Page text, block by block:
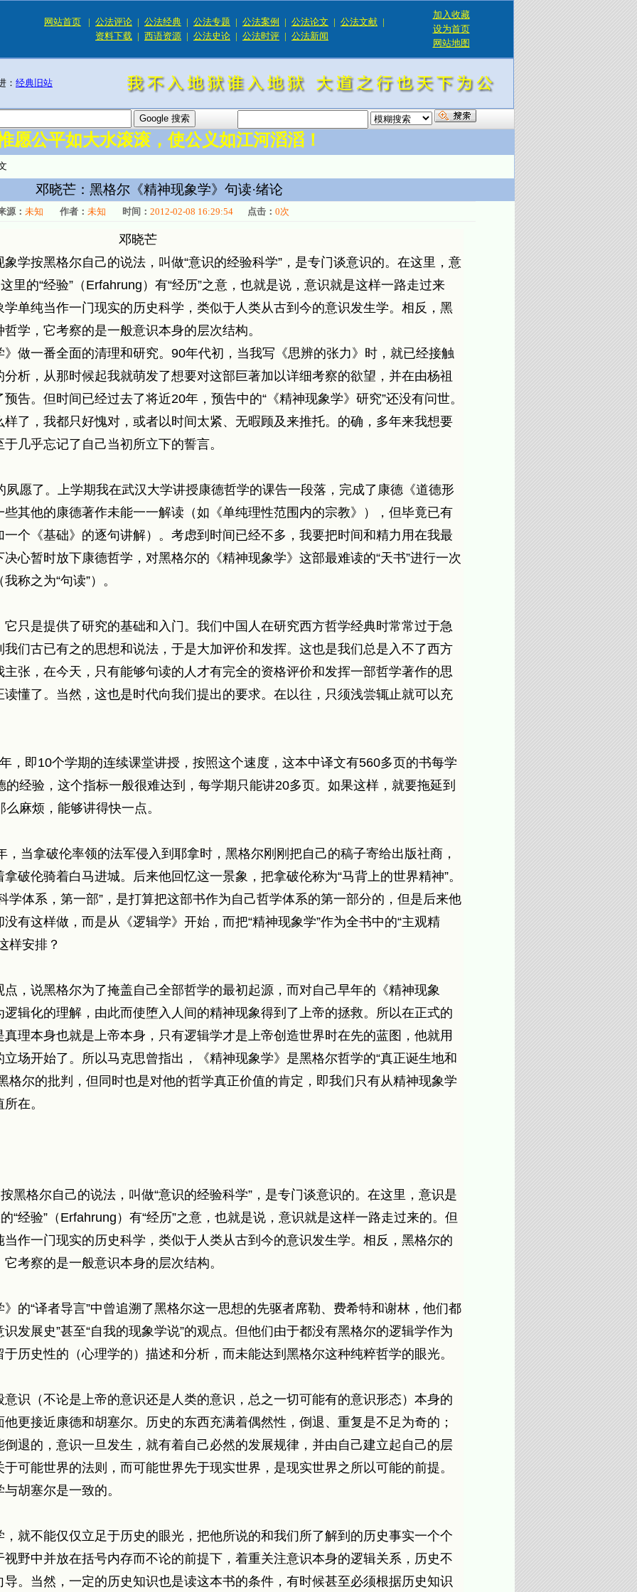
网站首页 | 公法评论 | 公法经典 | 公法专题 | 公法案例 | 公法论文 | 公法文献 |
资料下载 | 西语资源 | 公法史论 | 公法时评 | 公法新闻
加入收藏
设为首页
网站地图
： 经典旧站
愿公平如大水滚滚，使公义如江河滔滔！
邓晓芒：黑格尔《精神现象学》句读·绪论
源： 未知 作者： 未知 时间： 2012-02-08 16:29:54 点击： 0次
邓晓芒
象学按黑格尔自己的说法，叫做“意识的经验科学”，是专门谈意识的。在这里，意
里的“经验”（Erfahrung）有“经历”之意，也就是说，意识就是这样一路走过来
单纯当作一门现实的历史科学，类似于人类从古到今的意识发生学。相反，黑
学，它考察的是一般意识本身的层次结构。
做一番全面的清理和研究。90年代初，当我写《思辨的张力》时，就已经接触
析，从那时候起我就萌发了想要对这部巨著加以详细考察的欲望，并在由杨祖
告。但时间已经过去了将近20年，预告中的“《精神现象学》研究”还没有问世。
了，我都只好愧对，或者以时间太紧、无暇顾及来推托。的确，多年来我想要
几乎忘记了自己当初所立下的誓言。
愿了。上学期我在武汉大学讲授康德哲学的课告一段落，完成了康德《道德形
其他的康德著作未能一一解读（如《单纯理性范围内的宗教》），但毕竟已有
个《基础》的逐句讲解）。考虑到时间已经不多，我要把时间和精力用在我最
心暂时放下康德哲学，对黑格尔的《精神现象学》这部最难读的“天书”进行一次
称之为“句读”）。
只是提供了研究的基础和入门。我们中国人在研究西方哲学经典时常常过于急
们古已有之的思想和说法，于是大加评价和发挥。这也是我们总是入不了西方
张，在今天，只有能够句读的人才有完全的资格评价和发挥一部哲学著作的思
懂了。当然，这也是时代向我们提出的要求。在以往，只须浅尝辄止就可以充
，即10个学期的连续课堂讲授，按照这个速度，这本中译文有560多页的书每学
经验，这个指标一般很难达到，每学期只能讲20多页。如果这样，就要拖延到
麻烦，能够讲得快一点。
当拿破伦率领的法军侵入到耶拿时，黑格尔刚刚把自己的稿子寄给出版社商，
破伦骑着白马进城。后来他回忆这一景象，把拿破伦称为“马背上的世界精神”。
学体系，第一部”，是打算把这部书作为自己哲学体系的第一部分的，但是后来他
有这样做，而是从《逻辑学》开始，而把“精神现象学”作为全书中的“主观精
样安排？
，说黑格尔为了掩盖自己全部哲学的最初起源，而对自己早年的《精神现象
辑化的理解，由此而使堕入人间的精神现象得到了上帝的拯救。所以在正式的
理本身也就是上帝本身，只有逻辑学才是上帝创造世界时在先的蓝图，他就用
场开始了。所以马克思曾指出，《精神现象学》是黑格尔哲学的“真正诞生地和
格尔的批判，但同时也是对他的哲学真正价值的肯定，即我们只有从精神现象学
在。
黑格尔自己的说法，叫做“意识的经验科学”，是专门谈意识的。在这里，意识是
“经验”（Erfahrung）有“经历”之意，也就是说，意识就是这样一路走过来的。但
作一门现实的历史科学，类似于人类从古到今的意识发生学。相反，黑格尔的
考察的是一般意识本身的层次结构。
的“译者导言”中曾追溯了黑格尔这一思想的先驱者席勒、费希特和谢林，他们都
识发展史”甚至“自我的现象学说”的观点。但他们由于都没有黑格尔的逻辑学作为
历史性的（心理学的）描述和分析，而未能达到黑格尔这种纯粹哲学的眼光。
识（不论是上帝的意识还是人类的意识，总之一切可能有的意识形态）本身的
更接近康德和胡塞尔。历史的东西充满着偶然性，倒退、重复是不足为奇的；
退的，意识一旦发生，就有着自己必然的发展规律，并由自己建立起自己的层
可能世界的法则，而可能世界先于现实世界，是现实世界之所以可能的前提。
胡塞尔是一致的。
就不能仅仅立足于历史的眼光，把他所说的和我们所了解到的历史事实一个个
野中并放在括号内存而不论的前提下，着重关注意识本身的逻辑关系，历史不
。当然，一定的历史知识也是读这本书的条件，有时候甚至必须根据历史知识